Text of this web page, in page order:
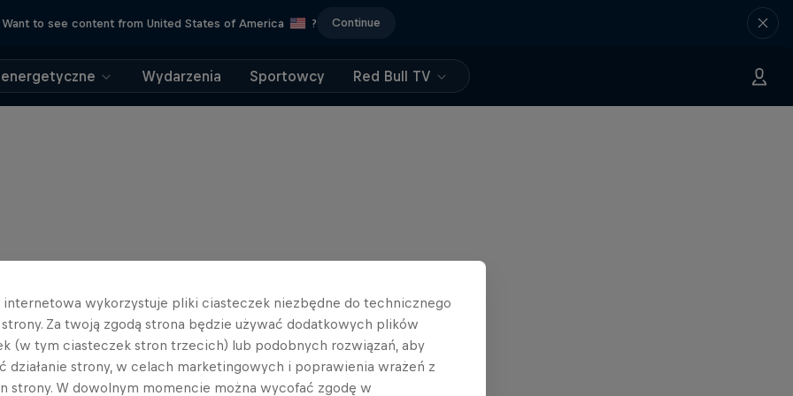
Want to see content from United States of America ? Continue
Wydarzenia Sportowcy Red Bull TV
internetowa wykorzystuje pliki ciasteczek niezbędne do technicznego
strony. Za twoją zgodą strona będzie używać dodatkowych plików
(w tym ciasteczek stron trzecich) lub podobnych rozwiązań, aby
działanie strony, w celach marketingowych i poprawienia wrażeń z
strony. W dowolnym momencie można wycofać zgodę w